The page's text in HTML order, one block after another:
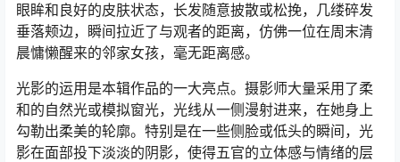
眼眸和良好的皮肤状态，长发随意披散或松挽，几缕碎发
垂落颊边，瞬间拉近了与观者的距离，仿佛一位在周末清
晨慵懒醒来的邻家女孩，毫无距离感。
光影的运用是本辑作品的一大亮点。摄影师大量采用了柔
和的自然光或模拟窗光，光线从一侧漫射进来，在她身上
勾勒出柔美的轮廓。特别是在一些侧脸或低头的瞬间，光
影在面部投下淡淡的阴影，使得五官的立体感与情绪的层